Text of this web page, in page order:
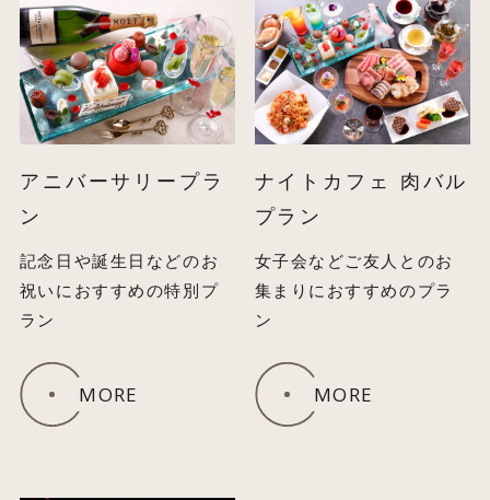
アニバーサリープラ
ン
記念日や誕生日などのお
祝いにおすすめの特別プ
ラン
MORE
ナイトカフェ 肉バル
プラン
女子会などご友人とのお
集まりにおすすめのプラ
ン
MORE